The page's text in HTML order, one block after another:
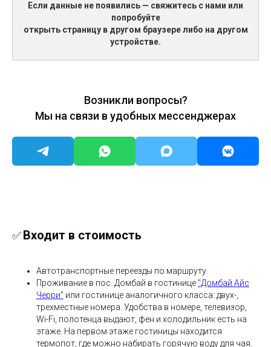
Если данные не появились — свяжитесь с нами или
попробуйте
открыть страницу в другом браузере либо на другом
устройстве.
Возникли вопросы?
Мы на связи в удобных мессенджерах
✅Входит в стоимость
Автотранспортные переезды по маршруту.
Проживание в пос. Домбай в гостинице "Домбай Айс
Черри" или гостинице аналогичного класса: двух-,
трехместные номера. Удобства в номере, телевизор,
Wi-Fi, полотенца выдают, фен и холодильник есть на
этаже. На первом этаже гостиницы находится
термопот, где можно набирать горячую воду для чая.